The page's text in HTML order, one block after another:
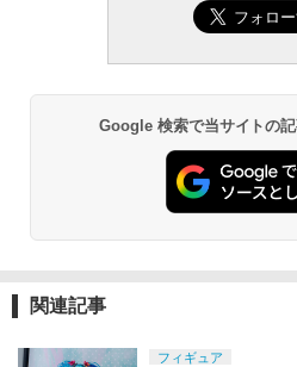
Google 検索で当サイトの
関連記事
フィギュア